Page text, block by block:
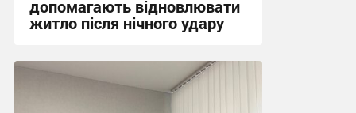
допомагають відновлювати
житло після нічного удару
16:17, 5.08.2026